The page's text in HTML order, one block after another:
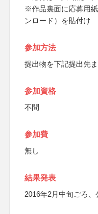
※作品裏面に応募用
ンロード）を貼付け
参加方法
提出物を下記提出先
参加資格
不問
参加費
無し
結果発表
2016年2月中旬ごろ、